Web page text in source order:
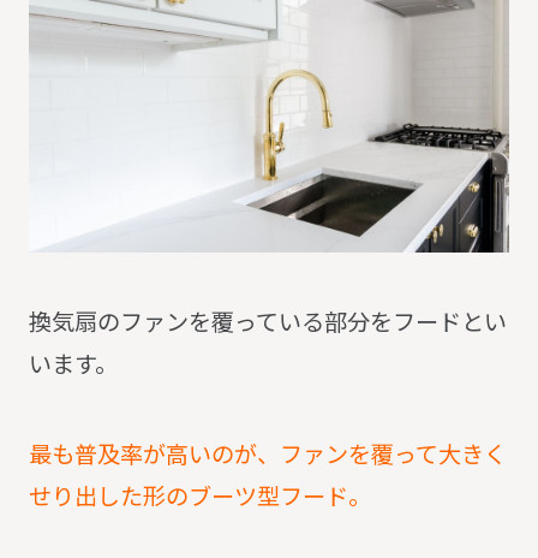
換気扇のファンを覆っている部分をフードとい
います。
最も普及率が高いのが、ファンを覆って大きく
せり出した形のブーツ型フード。